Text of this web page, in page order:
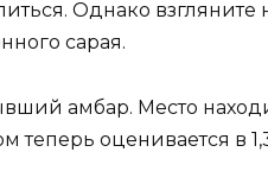
Однако взгляните
сарая.
амбар. Место
оценивается в